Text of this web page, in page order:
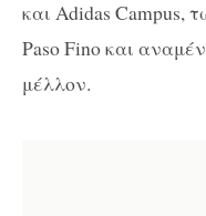
και Adidas Campus,
Paso Fino και
μέλλον.